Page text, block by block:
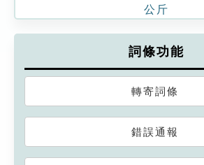
公斤
詞條功能
轉寄詞條
錯誤通報